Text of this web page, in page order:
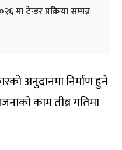
मा टेन्डर प्रक्रिया सम्पन्न
अनुदानमा निर्माण हुने
काम तीव्र गतिमा